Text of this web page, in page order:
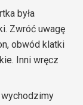
była
Zwróć uwagę
obwód klatki
Inni wręcz